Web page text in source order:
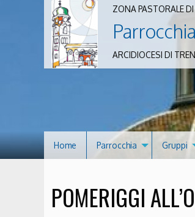
ZONA PASTORALE
ARCIDIOCESI DI
Home Parrocchia Gruppi
POMERIGGI